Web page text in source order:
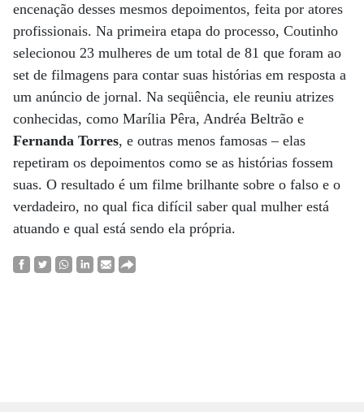
encenação desses mesmos depoimentos, feita por atores
profissionais. Na primeira etapa do processo, Coutinho
selecionou 23 mulheres de um total de 81 que foram ao
set de filmagens para contar suas histórias em resposta a
um anúncio de jornal. Na seqüência, ele reuniu atrizes
conhecidas, como Marília Pêra, Andréa Beltrão e
Fernanda Torres, e outras menos famosas – elas
repetiram os depoimentos como se as histórias fossem
suas. O resultado é um filme brilhante sobre o falso e o
verdadeiro, no qual fica difícil saber qual mulher está
atuando e qual está sendo ela própria.